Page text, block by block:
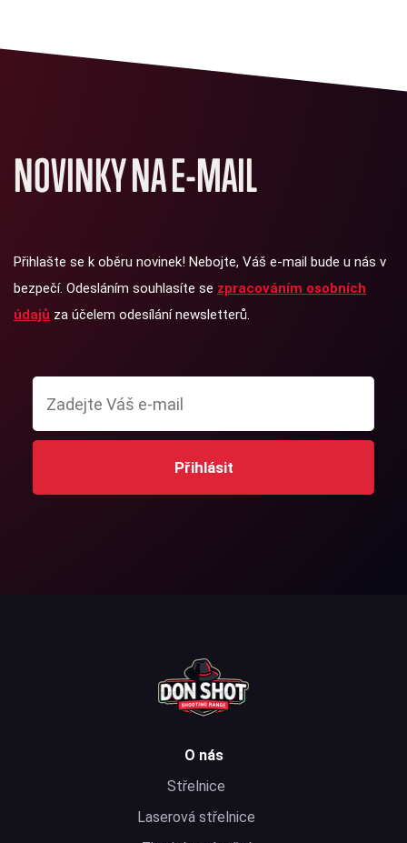
NOVINKY NA E-MAIL
Přihlašte se k oběru novinek! Nebojte, Váš e-mail bude u nás v
bezpečí. Odesláním souhlasíte se zpracováním osobních
údajů za účelem odesílání newsletterů.
Přihlásit
O nás
Střelnice
Laserová střelnice